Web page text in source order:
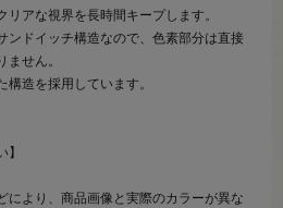
アな視界を長時間キープします。
ンドイッチ構造なので、色素部分は直接
せん。
造を採用しています。
により、商品画像と実際のカラーが異な